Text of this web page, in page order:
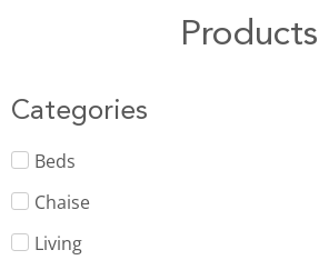
Products
Categories
Beds
Chaise
Living